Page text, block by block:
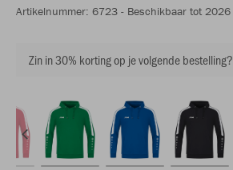
Artikelnummer: 6723 - Beschikbaar tot 2026
Zin in 30% korting op je volgende bestelling?